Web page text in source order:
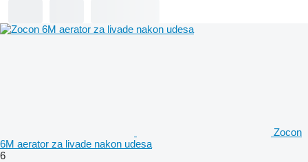
Zocon
6M aerator za livade nakon udesa
6